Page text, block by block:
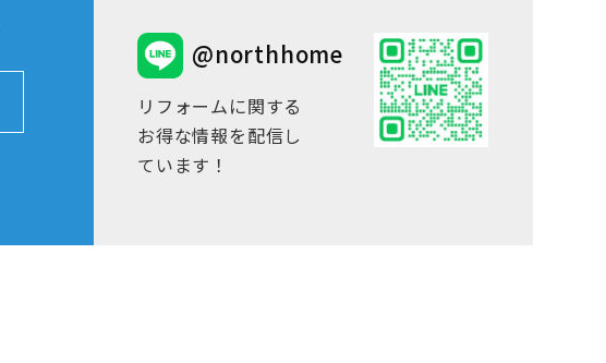
@northhome
リフォームに関する
お得な情報を配信し
ています！